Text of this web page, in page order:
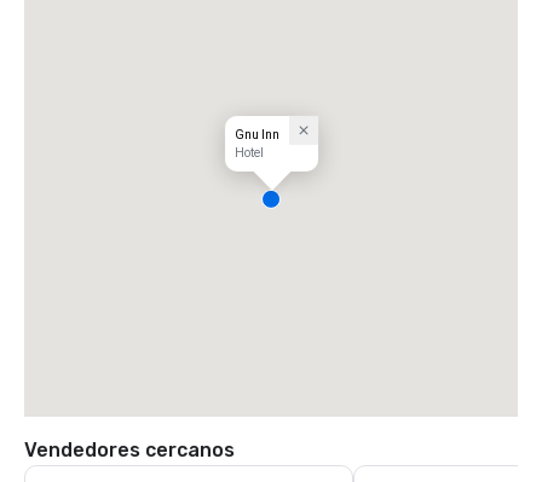
Gnu Inn
Hotel
Vendedores cercanos